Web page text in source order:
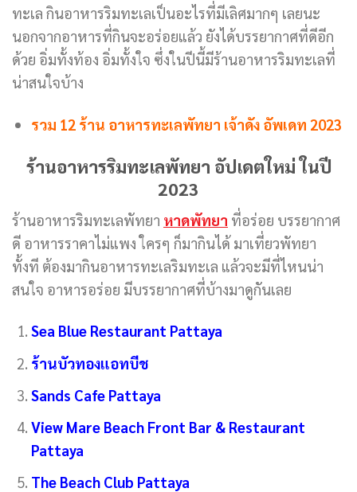
ทะเล กินอาหารริมทะเลเป็นอะไรที่มีเลิศมากๆ เลยนะ
นอกจากอาหารที่กินจะอร่อยแล้ว ยังได้บรรยากาศที่ดีอีก
ด้วย อิ่มทั้งท้อง อิ่มทั้งใจ ซึ่งในปีนี้มีร้านอาหารริมทะเลที่
น่าสนใจบ้าง
รวม 12 ร้าน อาหารทะเลพัทยา เจ้าดัง อัพเดท 2023
ร้านอาหารริมทะเลพัทยา อัปเดตใหม่ ในปี
2023
ร้านอาหารริมทะเลพัทยา หาดพัทยา ที่อร่อย บรรยากาศ
ดี อาหารราคาไม่แพง ใครๆ ก็มากินได้ มาเที่ยวพัทยา
ทั้งที ต้องมากินอาหารทะเลริมทะเล แล้วจะมีที่ไหนน่า
สนใจ อาหารอร่อย มีบรรยากาศที่บ้างมาดูกันเลย
Sea Blue Restaurant Pattaya
ร้านบัวทองแอทบีช
Sands Cafe Pattaya
View Mare Beach Front Bar & Restaurant
Pattaya
The Beach Club Pattaya